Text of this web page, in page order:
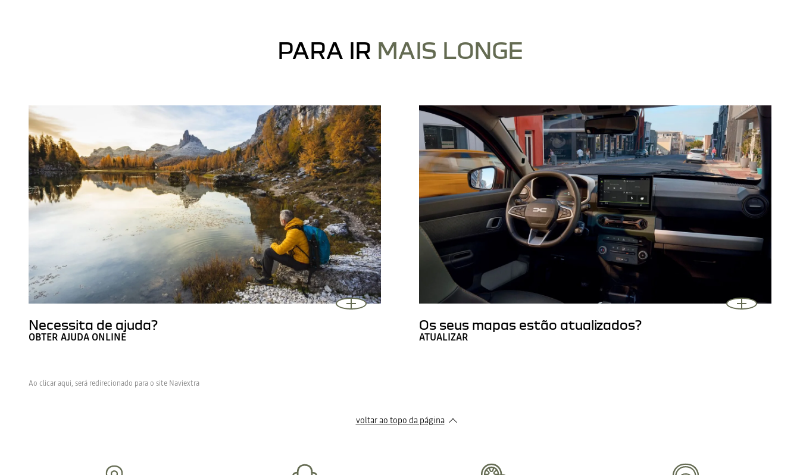
PARA IR MAIS LONGE
Necessita de ajuda?
OBTER AJUDA ONLINE
Os seus mapas estão atualizados?
ATUALIZAR
Ao clicar aqui, será redirecionado para o site Naviextra
voltar ao topo da página